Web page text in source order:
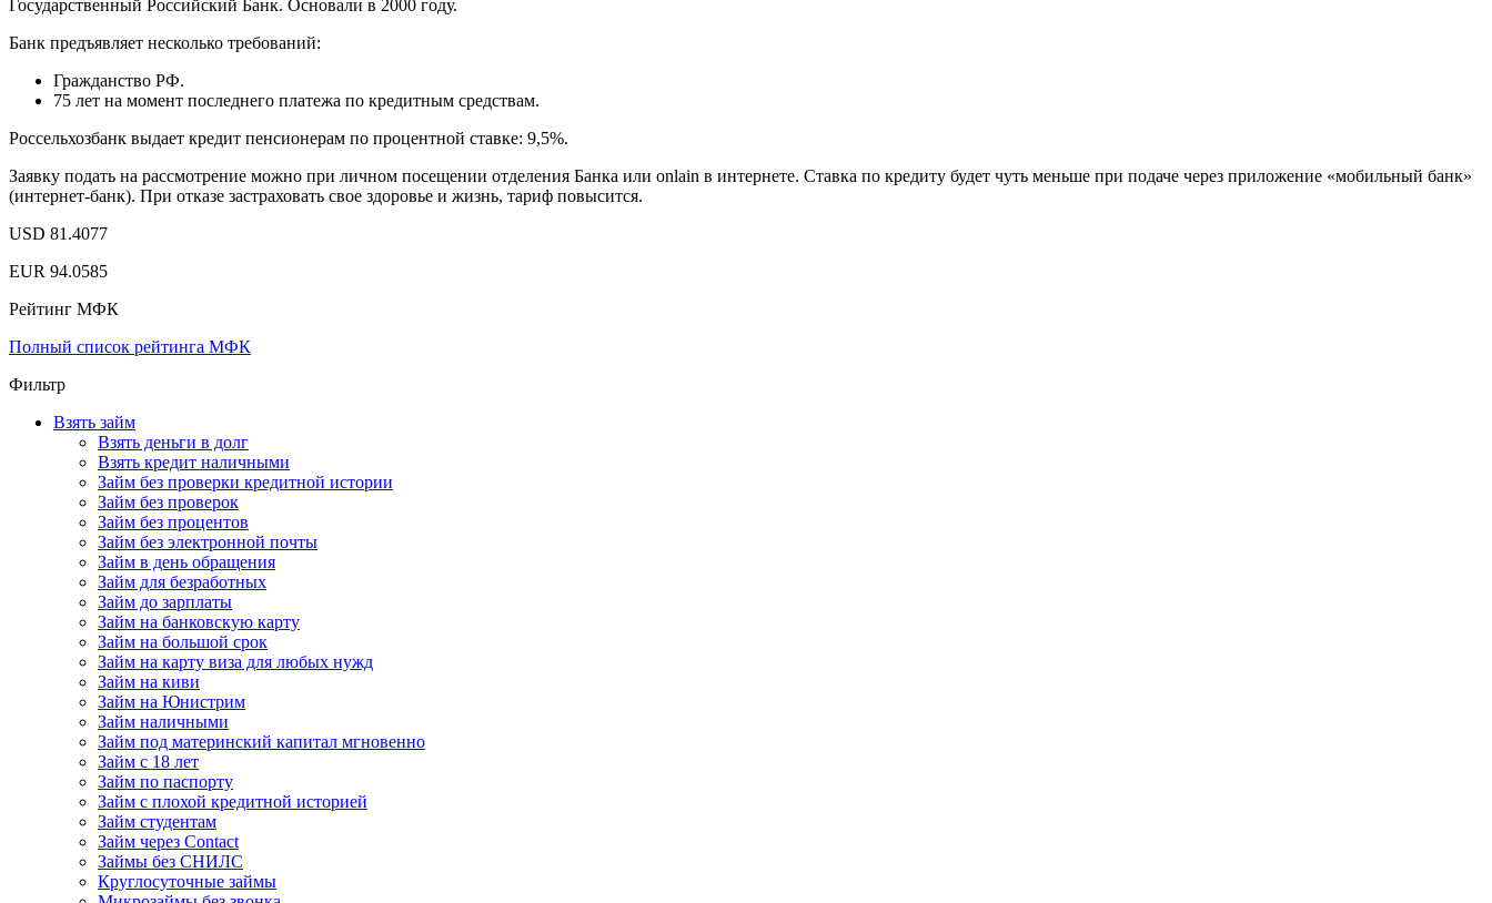
Государственный Российский Банк. Основали в 2000 году.
Банк предъявляет несколько требований:
Гражданство РФ.
75 лет на момент последнего платежа по кредитным средствам.
Россельхозбанк выдает кредит пенсионерам по процентной ставке: 9,5%.
Заявку подать на рассмотрение можно при личном посещении отделения Банка или onlain в интернете. Ставка по кредиту будет чуть меньше при подаче через приложение «мобильный банк»
(интернет-банк). При отказе застраховать свое здоровье и жизнь, тариф повысится.
USD 81.4077
EUR 94.0585
Рейтинг МФК
Полный список рейтинга МФК
Фильтр
Взять займ
Взять деньги в долг
Взять кредит наличными
Займ без проверки кредитной истории
Займ без проверок
Займ без процентов
Займ без электронной почты
Займ в день обращения
Займ для безработных
Займ до зарплаты
Займ на банковскую карту
Займ на большой срок
Займ на карту виза для любых нужд
Займ на киви
Займ на Юнистрим
Займ наличными
Займ под материнский капитал мгновенно
Займ с 18 лет
Займ по паспорту
Займ с плохой кредитной историей
Займ студентам
Займ через Contact
Займы без СНИЛС
Круглосуточные займы